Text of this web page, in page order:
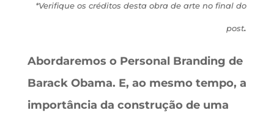
*Verifique os créditos desta obra de arte no final do
post.
Abordaremos o Personal Branding de
Barack Obama. E, ao mesmo tempo, a
importância da construção de uma